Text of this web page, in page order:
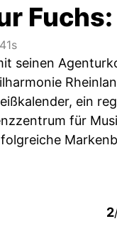
seinen
ein
für
2